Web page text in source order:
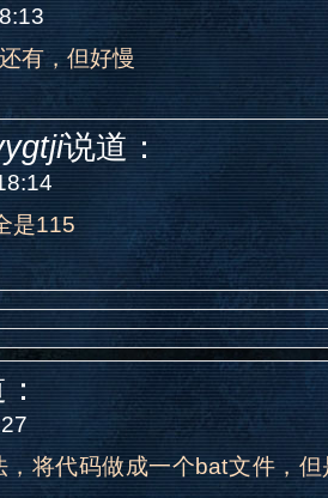
有，但好慢
说道：
是115
，将代码做成一个bat文件，